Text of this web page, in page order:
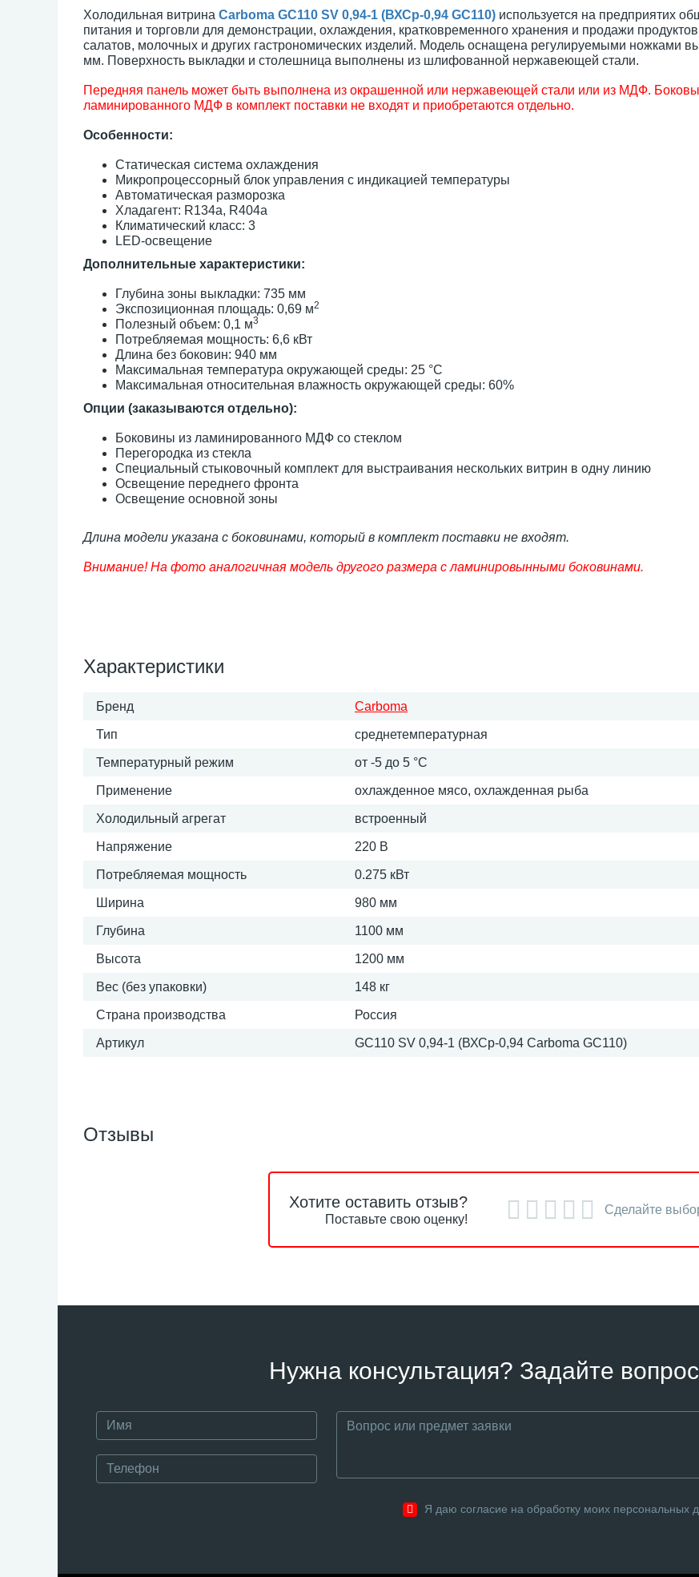
Холодильная витрина Carboma GC110 SV 0,94-1 (ВХСр-0,94 GC110) используется на предприятих
питания и торговли для демонстрации, охлаждения, кратковременного хранения и продажи
салатов, молочных и других гастрономических изделий. Модель оснащена регулируемыми ножками
мм. Поверхность выкладки и столешница выполнены из шлифованной нержавеющей стали.
Передняя панель может быть выполнена из окрашенной или нержавеющей стали или из МДФ.
ламинированного МДФ в комплект поставки не входят и приобретаются отдельно.
Особенности:
Статическая система охлаждения
Микропроцессорный блок управления с индикацией температуры
Автоматическая разморозка
Хладагент: R134a, R404a
Климатический класс: 3
LED-освещение
Дополнительные характеристики:
Глубина зоны выкладки: 735 мм
Экспозиционная площадь: 0,69 м2
Полезный объем: 0,1 м3
Потребляемая мощность: 6,6 кВт
Длина без боковин: 940 мм
Максимальная температура окружающей среды: 25 °С
Максимальная относительная влажность окружающей среды: 60%
Опции (заказываются отдельно):
Боковины из ламинированного МДФ со стеклом
Перегородка из стекла
Специальный стыковочный комплект для выстраивания нескольких витрин в одну линию
Освещение переднего фронта
Освещение основной зоны
Длина модели указана с боковинами, который в комплект поставки не входят.
Внимание! На фото аналогичная модель другого размера с ламинировынными боковинами.
Характеристики
Бренд Carboma
Тип среднетемпературная
Температурный режим от -5 до 5 °C
Применение охлажденное мясо, охлажденная рыба
Холодильный агрегат встроенный
Напряжение 220 В
Потребляемая мощность 0.275 кВт
Ширина 980 мм
Глубина 1100 мм
Высота 1200 мм
Вес (без упаковки) 148 кг
Страна производства Россия
Артикул GC110 SV 0,94-1 (ВХСр-0,94 Carboma GC110)
Отзывы
Хотите оставить отзыв?
Поставьте свою оценку!
Сделайте
Нужна консультация? Задайте
Я даю согласие на обработку моих персональных